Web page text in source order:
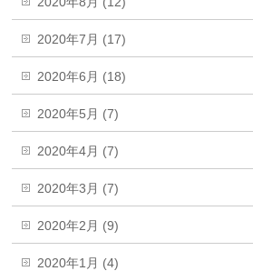
2020年7月 (17)
2020年6月 (18)
2020年5月 (7)
2020年4月 (7)
2020年3月 (7)
2020年2月 (9)
2020年1月 (4)